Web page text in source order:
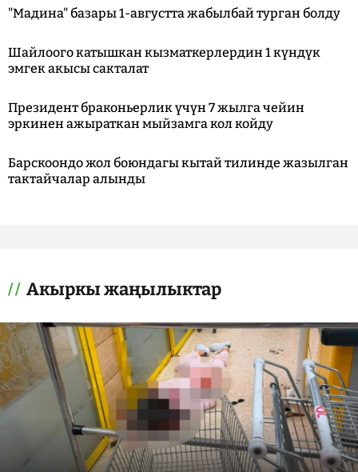
"Мадина" базары 1-августта жабылбай турган болду
Шайлоого катышкан кызматкерлердин 1 күндүк
эмгек акысы сакталат
Президент браконьерлик үчүн 7 жылга чейин
эркинен ажыраткан мыйзамга кол койду
Барскоондо жол боюндагы кытай тилинде жазылган
тактайчалар алынды
Акыркы жаңылыктар